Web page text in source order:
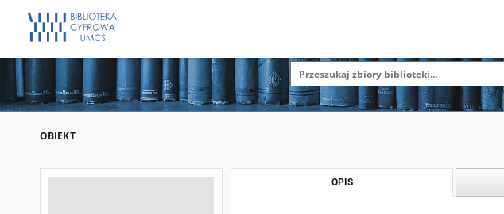
OBIEKT
OPIS